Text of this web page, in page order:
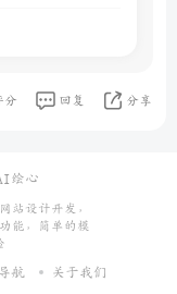
分 回复 分享
站设计开发，
能，简单的模
航 关于我们